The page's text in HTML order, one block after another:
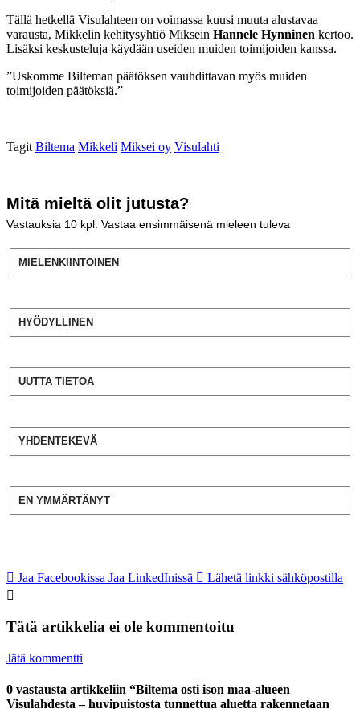
Tällä hetkellä Visulahteen on voimassa kuusi muuta alustavaa
varausta, Mikkelin kehitysyhtiö Miksein Hannele Hynninen kertoo.
Lisäksi keskusteluja käydään useiden muiden toimijoiden kanssa.
”Uskomme Bilteman päätöksen vauhdittavan myös muiden
toimijoiden päätöksiä.”
Tagit Biltema Mikkeli Miksei oy Visulahti
Mitä mieltä olit jutusta?
Vastauksia 10 kpl. Vastaa ensimmäisenä mieleen tuleva
MIELENKIINTOINEN
HYÖDYLLINEN
UUTTA TIETOA
YHDENTEKEVÄ
EN YMMÄRTÄNYT
Jaa Facebookissa Jaa LinkedInissä Lähetä linkki sähköpostilla
Tätä artikkelia ei ole kommentoitu
Jätä kommentti
0 vastausta artikkeliin “Biltema osti ison maa-alueen
Visulahdesta – huvipuistosta tunnettua aluetta rakennetaan